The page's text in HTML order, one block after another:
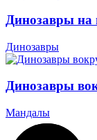
Динозавры на
Динозавры
Динозавры
Мандалы